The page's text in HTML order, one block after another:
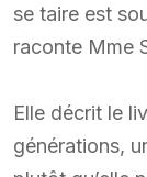
se taire est
raconte Mme
Elle décrit le
générations,